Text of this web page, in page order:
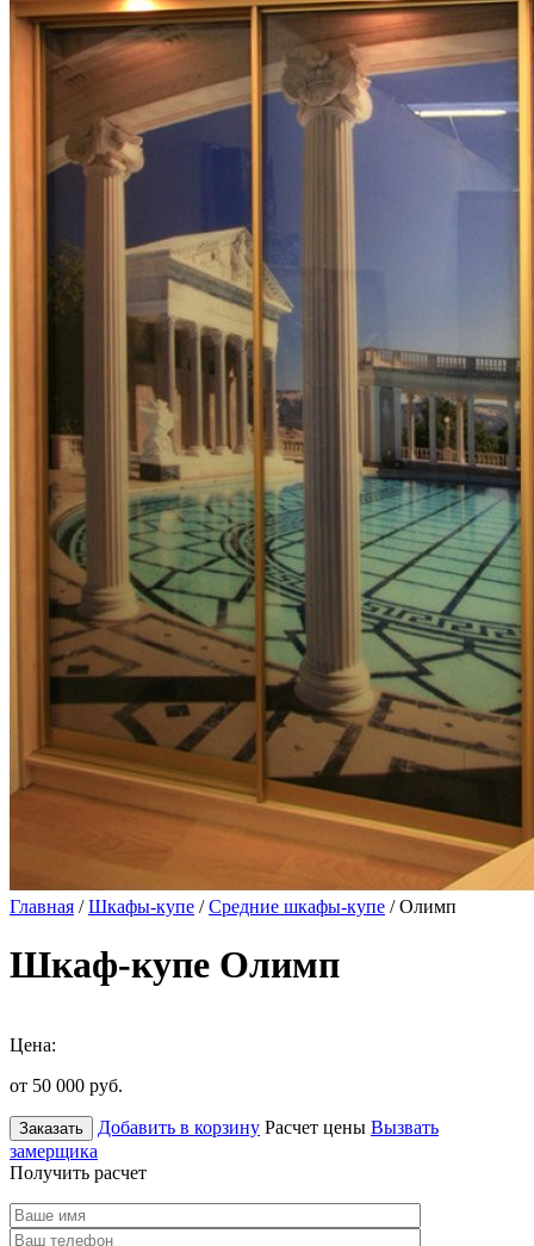
Главная /Шкафы-купе /Средние шкафы-купе / Олимп
Шкаф-купе Олимп
Цена:
от 50 000 руб.
Заказать Добавить в корзину Расчет цены Вызвать
замерщика
Получить расчет